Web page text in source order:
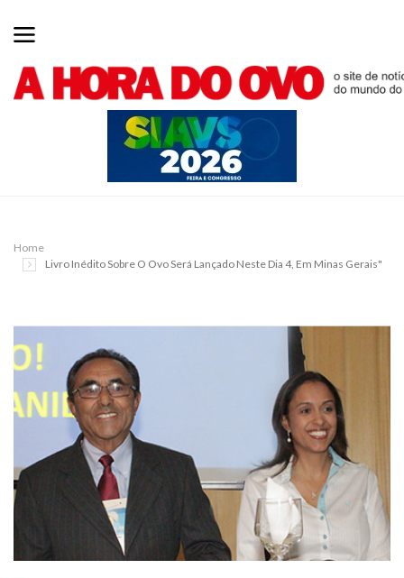
Home
Livro Inédito Sobre O Ovo Será Lançado Neste Dia 4, Em Minas Gerais"